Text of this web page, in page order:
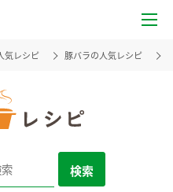
気レシピ 豚バラの人気レシピ
検索